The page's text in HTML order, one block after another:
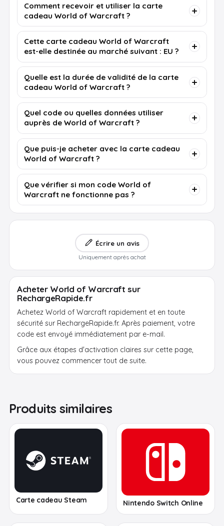
Comment recevoir et utiliser la carte
cadeau World of Warcraft ?
Cette carte cadeau World of Warcraft
est-elle destinée au marché suivant : EU ?
Quelle est la durée de validité de la carte
cadeau World of Warcraft ?
Quel code ou quelles données utiliser
auprès de World of Warcraft ?
Que puis-je acheter avec la carte cadeau
World of Warcraft ?
Que vérifier si mon code World of
Warcraft ne fonctionne pas ?
Écrire un avis
Uniquement après achat
Acheter World of Warcraft sur
RechargeRapide.fr
Achetez World of Warcraft rapidement et en toute
sécurité sur RechargeRapide.fr. Après paiement, votre
code est envoyé immédiatement par e-mail.
Grâce aux étapes d'activation claires sur cette page,
vous pouvez commencer tout de suite.
Produits similaires
Carte cadeau Steam Nintendo Switch Online